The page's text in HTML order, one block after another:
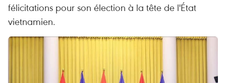
félicitations pour son élection à la tête de l'État
vietnamien.